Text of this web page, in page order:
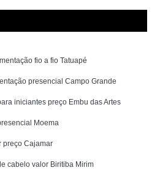
fio a fio Tatuapé
presencial Campo Grande
iniciantes preço Embu das Artes
Moema
preço Cajamar
cabelo valor Biritiba Mirim